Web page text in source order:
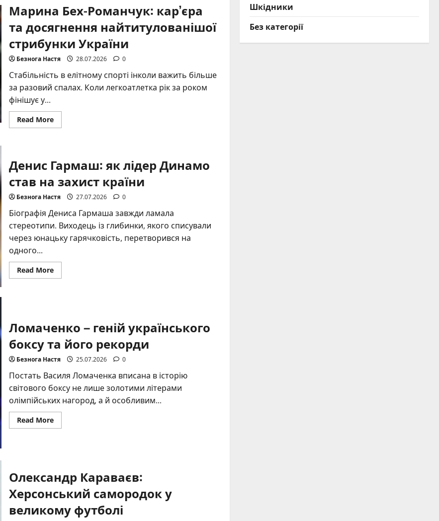
універсальний
гравець
Київ:
тактика
та
статистика
Марина Бех-Романчук: кар’єра
та досягнення найтитулованішої
стрибунки України
Безнога Настя 28.07.2026 0
Стабільність в елітному спорті інколи важить більше
за разовий спалах. Коли легкоатлетка рік за роком
фінішує у...
Read MoreRead
more
кар’єра
та
досягнення
найтитулованішої
стрибунки
України
Денис Гармаш: як лідер Динамо
став на захист країни
Безнога Настя 27.07.2026 0
Біографія Дениса Гармаша завжди ламала
стереотипи. Виходець із глибинки, якого списували
через юнацьку гарячковість, перетворився на
одного...
Read MoreRead
more
став
на
захист
країни
Ломаченко – геній українського
боксу та його рекорди
Безнога Настя 25.07.2026 0
Постать Василя Ломаченка вписана в історію
світового боксу не лише золотими літерами
олімпійських нагород, а й особливим...
Read MoreRead
more
та
його
рекорди
Олександр Караваєв:
Херсонський самородок у
великому футболі
Шкідники
Без категорії